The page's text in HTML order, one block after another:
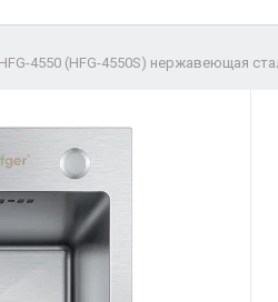
4550 (HFG-4550S) нержавеющая